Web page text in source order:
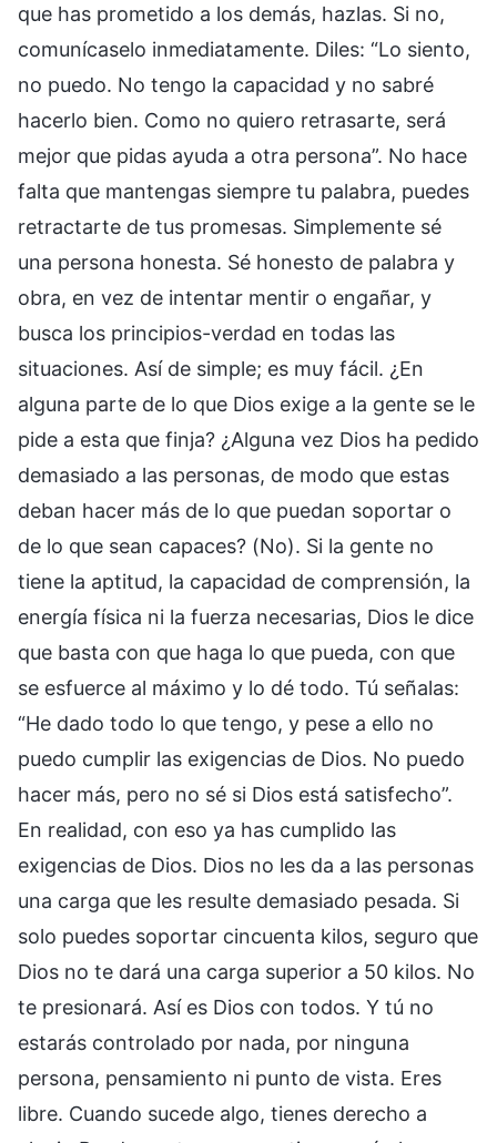
que has prometido a los demás, hazlas. Si no,
comunícaselo inmediatamente. Diles: “Lo siento,
no puedo. No tengo la capacidad y no sabré
hacerlo bien. Como no quiero retrasarte, será
mejor que pidas ayuda a otra persona”. No hace
falta que mantengas siempre tu palabra, puedes
retractarte de tus promesas. Simplemente sé
una persona honesta. Sé honesto de palabra y
obra, en vez de intentar mentir o engañar, y
busca los principios-verdad en todas las
situaciones. Así de simple; es muy fácil. ¿En
alguna parte de lo que Dios exige a la gente se le
pide a esta que finja? ¿Alguna vez Dios ha pedido
demasiado a las personas, de modo que estas
deban hacer más de lo que puedan soportar o
de lo que sean capaces? (No). Si la gente no
tiene la aptitud, la capacidad de comprensión, la
energía física ni la fuerza necesarias, Dios le dice
que basta con que haga lo que pueda, con que
se esfuerce al máximo y lo dé todo. Tú señalas:
“He dado todo lo que tengo, y pese a ello no
puedo cumplir las exigencias de Dios. No puedo
hacer más, pero no sé si Dios está satisfecho”.
En realidad, con eso ya has cumplido las
exigencias de Dios. Dios no les da a las personas
una carga que les resulte demasiado pesada. Si
solo puedes soportar cincuenta kilos, seguro que
Dios no te dará una carga superior a 50 kilos. No
te presionará. Así es Dios con todos. Y tú no
estarás controlado por nada, por ninguna
persona, pensamiento ni punto de vista. Eres
libre. Cuando sucede algo, tienes derecho a